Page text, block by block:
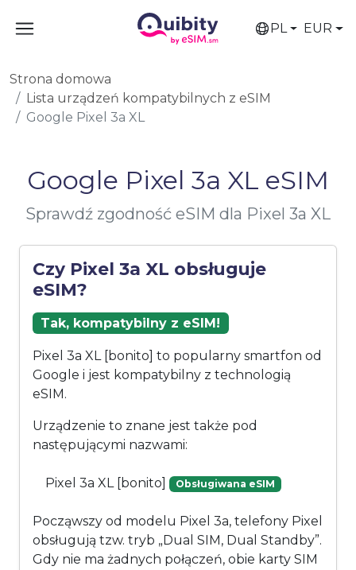
PL EUR
Strona domowa
Lista urządzeń kompatybilnych z eSIM
Google Pixel 3a XL
Google Pixel 3a XL eSIM
Sprawdź zgodność eSIM dla Pixel 3a XL
Czy Pixel 3a XL obsługuje
eSIM?
Tak, kompatybilny z eSIM!
Pixel 3a XL [bonito] to popularny smartfon od
Google i jest kompatybilny z technologią
eSIM.
Urządzenie to znane jest także pod
następującymi nazwami:
Pixel 3a XL [bonito] Obsługiwana eSIM
Począwszy od modelu Pixel 3a, telefony Pixel
obsługują tzw. tryb „Dual SIM, Dual Standby”.
Gdy nie ma żadnych połączeń, obie karty SIM